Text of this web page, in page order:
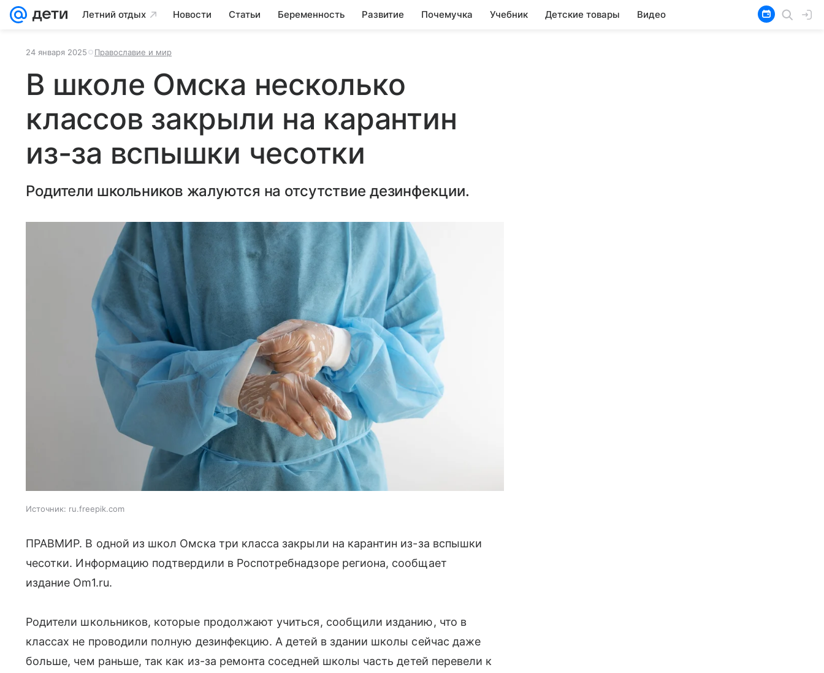
Летний отдых Новости Статьи Беременность Развитие Почемучка Учебник Детские товары Видео
24 января 2025 Православие и мир
В школе Омска несколько
классов закрыли на карантин
из-за вспышки чесотки
Родители школьников жалуются на отсутствие дезинфекции.
Источник: ru.freepik.com
ПРАВМИР. В одной из школ Омска три класса закрыли на карантин из-за вспышки
чесотки. Информацию подтвердили в Роспотребнадзоре региона, сообщает
издание Om1.ru.
Родители школьников, которые продолжают учиться, сообщили изданию, что в
классах не проводили полную дезинфекцию. А детей в здании школы сейчас даже
больше, чем раньше, так как из-за ремонта соседней школы часть детей перевели к